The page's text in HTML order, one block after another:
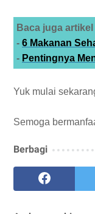
Baca juga
- 6 Makanan
- Pentingnya
Yuk mulai
Semoga
Berbagi